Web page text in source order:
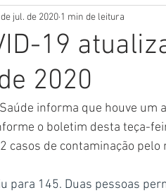
Assistência Social
Aniversário
Institucional e Governo
Carnaval Administração
19
2020
jul. de 2020 1 min de leitura
informa que houve um
o boletim desta teça-
casos de contaminação pelo
para 145. Duas pessoas